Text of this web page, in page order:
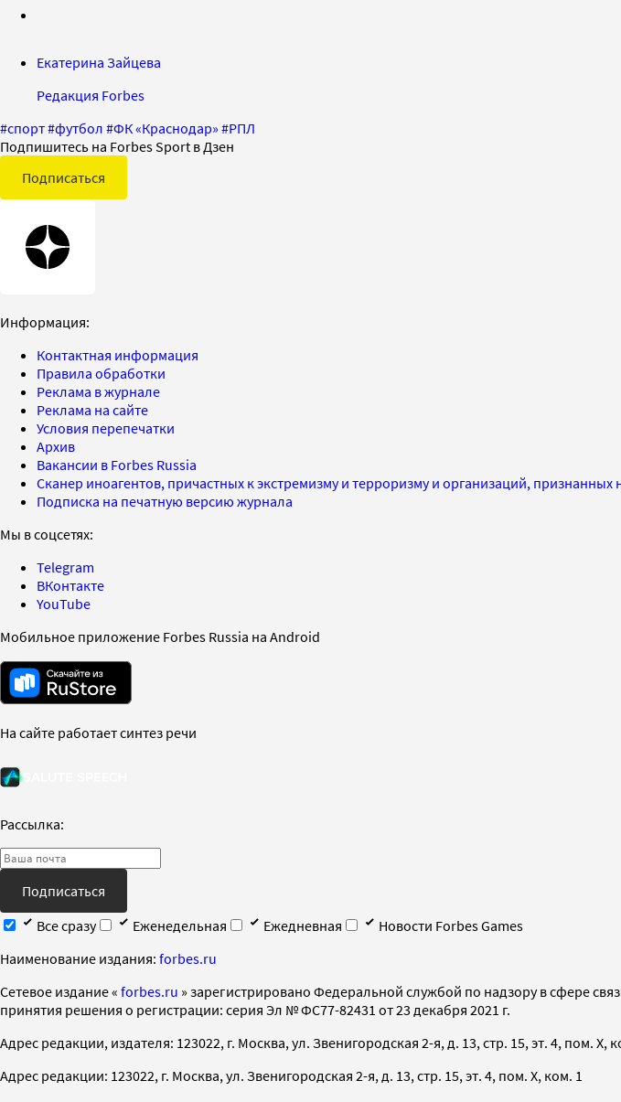
Екатерина Зайцева
Редакция Forbes
#спорт#футбол #ФК «Краснодар» #РПЛ
Подпишитесь на Forbes Sport в Дзен
Подписаться
Информация:
Контактная информация
Правила обработки
Реклама в журнале
Реклама на сайте
Условия перепечатки
Архив
Вакансии в Forbes Russia
Сканер иноагентов, причастных к экстремизму и терроризму и организаций,
Подписка на печатную версию журнала
Мы в соцсетях:
Telegram
ВКонтакте
YouTube
Мобильное приложение Forbes Russia на Android
На сайте работает синтез речи
Рассылка:
Подписаться
Все сразу
Еженедельная Ежедневная
Новости Forbes Games
Наименование издания: forbes.ru
Cетевое издание « forbes.ru » зарегистрировано Федеральной службой по надзору в сфере
принятия решения о регистрации: серия Эл № ФС77-82431 от 23 декабря 2021 г.
Адрес редакции, издателя: 123022, г. Москва, ул. Звенигородская 2-я, д. 13, стр. 15, эт. 4, пом. X,
Адрес редакции: 123022, г. Москва, ул. Звенигородская 2-я, д. 13, стр. 15, эт. 4, пом. X, ком. 1